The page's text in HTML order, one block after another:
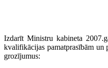
Izdarīt Ministru kabineta
kvalifikācijas pamatprasībām un
grozījumus: